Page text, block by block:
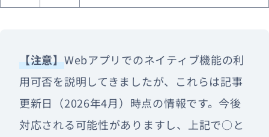
【注意】Webアプリでのネイティブ機能の利
用可否を説明してきましたが、これらは記事
更新日（2026年4月）時点の情報です。今後
対応される可能性がありますし、上記で○と